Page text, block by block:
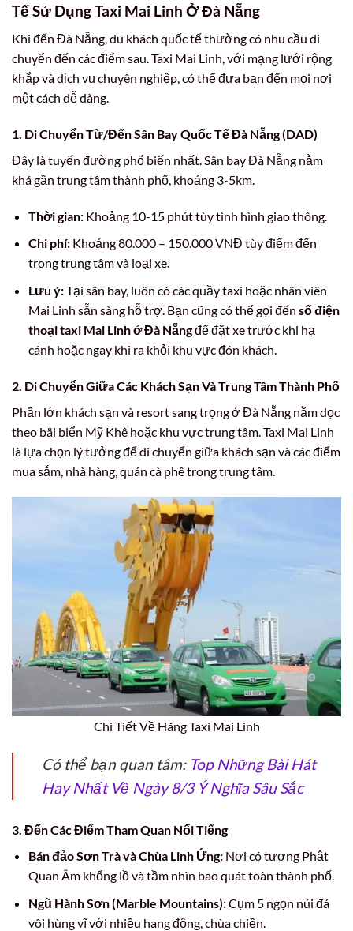
Tế Sử Dụng Taxi Mai Linh Ở Đà Nẵng
Khi đến Đà Nẵng, du khách quốc tế thường có nhu cầu di
chuyển đến các điểm sau. Taxi Mai Linh, với mạng lưới rộng
khắp và dịch vụ chuyên nghiệp, có thể đưa bạn đến mọi nơi
một cách dễ dàng.
1. Di Chuyển Từ/Đến Sân Bay Quốc Tế Đà Nẵng (DAD)
Đây là tuyến đường phổ biến nhất. Sân bay Đà Nẵng nằm
khá gần trung tâm thành phố, khoảng 3-5km.
Thời gian:Khoảng 10-15 phút tùy tình hình giao thông.
Chi phí:Khoảng 80.000 – 150.000 VNĐ tùy điểm đến
trong trung tâm và loại xe.
Lưu ý:Tại sân bay, luôn có các quầy taxi hoặc nhân viên
Mai Linh sẵn sàng hỗ trợ. Bạn cũng có thể gọi đến số điện
thoại taxi Mai Linh ở Đà Nẵngđể đặt xe trước khi hạ
cánh hoặc ngay khi ra khỏi khu vực đón khách.
2. Di Chuyển Giữa Các Khách Sạn Và Trung Tâm Thành Phố
Phần lớn khách sạn và resort sang trọng ở Đà Nẵng nằm dọc
theo bãi biển Mỹ Khê hoặc khu vực trung tâm. Taxi Mai Linh
là lựa chọn lý tưởng để di chuyển giữa khách sạn và các điểm
mua sắm, nhà hàng, quán cà phê trong trung tâm.
Chi Tiết Về Hãng Taxi Mai Linh
Có thể bạn quan tâm: Top Những Bài Hát
Hay Nhất Về Ngày 8/3 Ý Nghĩa Sâu Sắc
3. Đến Các Điểm Tham Quan Nổi Tiếng
Bán đảo Sơn Trà và Chùa Linh Ứng:Nơi có tượng Phật
Quan Âm khổng lồ và tầm nhìn bao quát toàn thành phố.
Ngũ Hành Sơn (Marble Mountains):Cụm 5 ngọn núi đá
vôi hùng vĩ với nhiều hang động, chùa chiền.